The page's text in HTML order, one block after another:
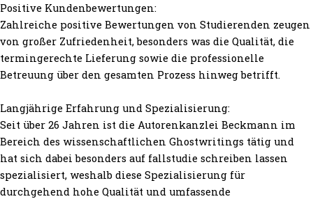
Positive Kundenbewertungen:
Zahlreiche positive Bewertungen von Studierenden zeugen
von großer Zufriedenheit, besonders was die Qualität, die
termingerechte Lieferung sowie die professionelle
Betreuung über den gesamten Prozess hinweg betrifft.
Langjährige Erfahrung und Spezialisierung:
Seit über 26 Jahren ist die Autorenkanzlei Beckmann im
Bereich des wissenschaftlichen Ghostwritings tätig und
hat sich dabei besonders auf fallstudie schreiben lassen
spezialisiert, weshalb diese Spezialisierung für
durchgehend hohe Qualität und umfassende